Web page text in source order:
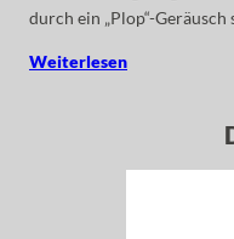
durch ein „Plop“-Geräusch
Weiterlesen